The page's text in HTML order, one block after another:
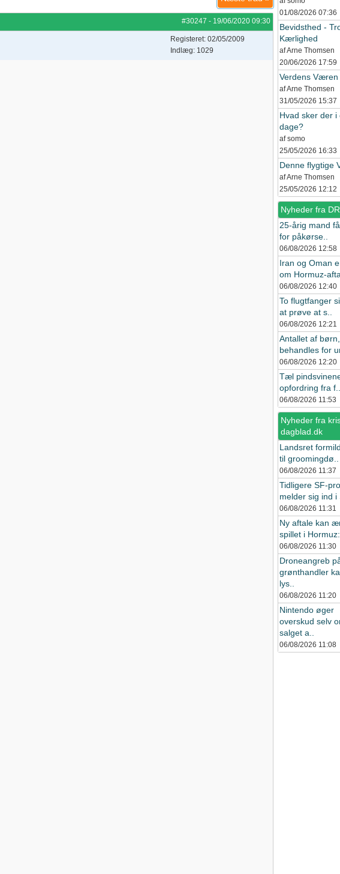
#30247 - 19/06/2020 09:30
Registeret: 02/05/2009
Indlæg: 1029
01/08/2026 07:36
Bevidsthed -
Kærlighed
af Arne Thomsen
20/06/2026 17:59
Verdens Væren
af Arne Thomsen
31/05/2026 15:37
Hvad sker der i
dage?
af somo
25/05/2026 16:33
Denne flygtige
af Arne Thomsen
25/05/2026 12:12
Nyheder fra DR
25-årig mand
for påkørse..
06/08/2026 12:58
Iran og Oman
om Hormuz-
06/08/2026 12:40
To flugtfanger
at prøve at s..
06/08/2026 12:21
Antallet af
behandles for
06/08/2026 12:20
Tæl
opfordring fra f..
06/08/2026 11:53
Nyheder fra
dagblad.dk
Landsret
til groomingdø..
06/08/2026 11:37
Tidligere SF-
melder sig ind i
06/08/2026 11:31
Ny aftale kan
spillet i
06/08/2026 11:30
Droneangreb
grønthandler
lys..
06/08/2026 11:20
Nintendo øger
overskud selv
salget a..
06/08/2026 11:08